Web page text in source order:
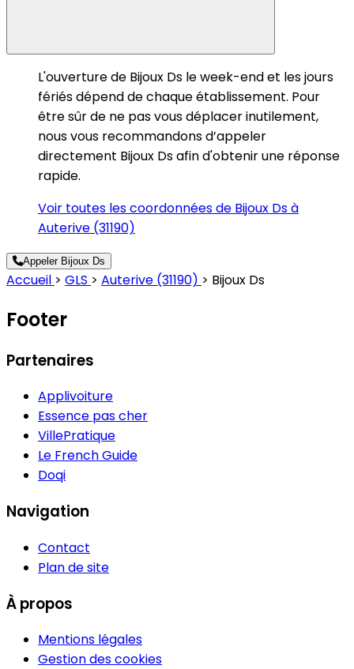
L'ouverture de Bijoux Ds le week-end et les jours
fériés dépend de chaque établissement. Pour
être sûr de ne pas vous déplacer inutilement,
nous vous recommandons d’appeler
directement Bijoux Ds afin d'obtenir une réponse
rapide.
Voir toutes les coordonnées de Bijoux Ds à
Auterive (31190)
Appeler Bijoux Ds
Accueil > GLS > Auterive (31190) > Bijoux Ds
Footer
Partenaires
Applivoiture
Essence pas cher
VillePratique
Le French Guide
Doqi
Navigation
Contact
Plan de site
À propos
Mentions légales
Gestion des cookies